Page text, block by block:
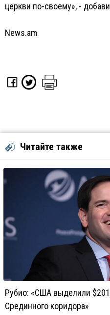
церкви по-своему», -
News.am
Читайте также
Рубио: «США выделили $201
Срединного коридора»